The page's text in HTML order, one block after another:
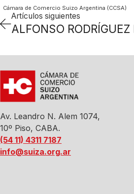
Cámara de Comercio Suizo Argentina (CCSA)
Artículos siguientes
Av. Leandro N. Alem 1074,
10º Piso, CABA.
(54 11) 4311 7187
info@suiza.org.ar